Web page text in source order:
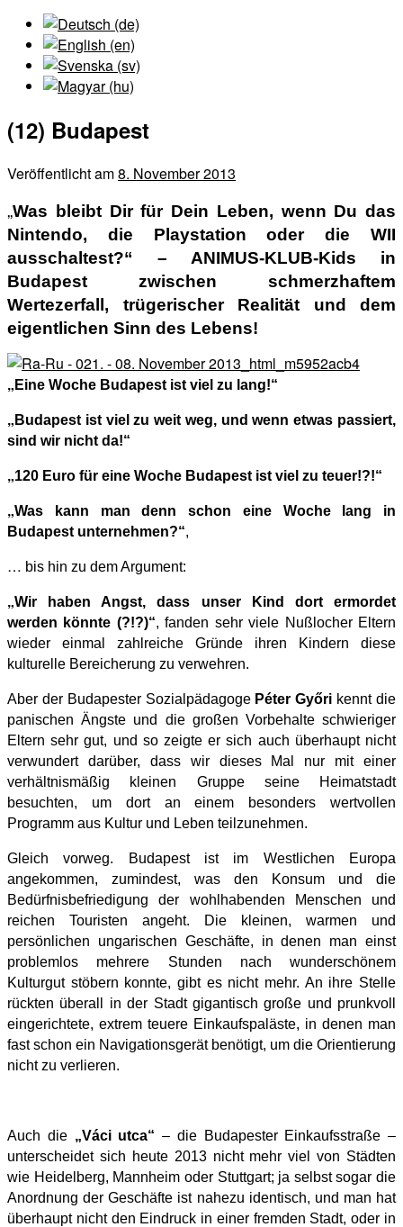
(12) Budapest
Veröffentlicht am8. November 2013
„Was bleibt Dir für Dein Leben, wenn Du das
Nintendo, die Playstation oder die WII
ausschaltest?“ – ANIMUS-KLUB-Kids in
Budapest zwischen schmerzhaftem
Wertezerfall, trügerischer Realität und dem
eigentlichen Sinn des Lebens!
„ Eine Woche Budapest ist viel zu lang!“
„ Budapest ist viel zu weit weg, und wenn etwas passiert,
sind wir nicht da!“
„120 Euro für eine Woche Budapest ist viel zu teuer!?!“
„Was kann man denn schon eine Woche lang in
Budapest unternehmen?“,
… bis hin zu dem Argument:
„Wir haben Angst, dass unser Kind dort ermordet
werden könnte (?!?)“, fanden sehr viele Nußlocher Eltern
wieder einmal zahlreiche Gründe ihren Kindern diese
kulturelle Bereicherung zu verwehren.
Aber der Budapester Sozialpädagoge Péter Győri kennt die
panischen Ängste und die großen Vorbehalte schwieriger
Eltern sehr gut, und so zeigte er sich auch überhaupt nicht
verwundert darüber, dass wir dieses Mal nur mit einer
verhältnismäßig kleinen Gruppe seine Heimatstadt
besuchten, um dort an einem besonders wertvollen
Programm aus Kultur und Leben teilzunehmen.
Gleich vorweg. Budapest ist im Westlichen Europa
angekommen, zumindest, was den Konsum und die
Bedürfnisbefriedigung der wohlhabenden Menschen und
reichen Touristen angeht. Die kleinen, warmen und
persönlichen ungarischen Geschäfte, in denen man einst
problemlos mehrere Stunden nach wunderschönem
Kulturgut stöbern konnte, gibt es nicht mehr. An ihre Stelle
rückten überall in der Stadt gigantisch große und prunkvoll
eingerichtete, extrem teuere Einkaufspaläste, in denen man
fast schon ein Navigationsgerät benötigt, um die Orientierung
nicht zu verlieren.
Auch die „Váci utca“ – die Budapester Einkaufsstraße –
unterscheidet sich heute 2013 nicht mehr viel von Städten
wie Heidelberg, Mannheim oder Stuttgart; ja selbst sogar die
Anordnung der Geschäfte ist nahezu identisch, und man hat
überhaupt nicht den Eindruck in einer fremden Stadt, oder in